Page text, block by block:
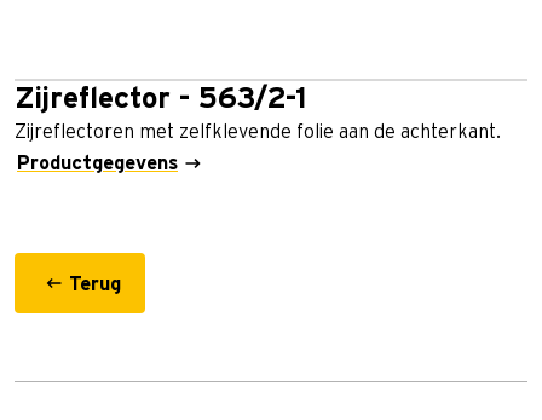
Zijreflector - 563/2-1
Zijreflectoren met zelfklevende folie aan de achterkant.
Productgegevens
Terug